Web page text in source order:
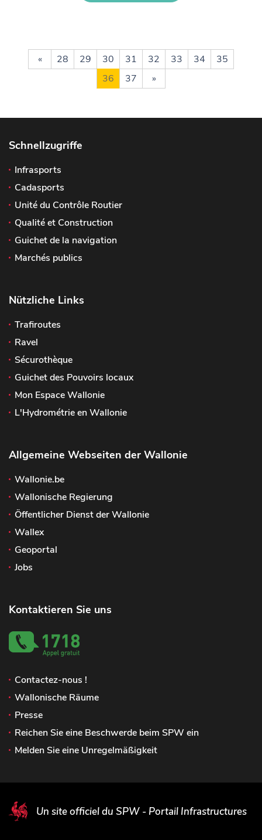
« 28 29 30 31 32 33 34
35
36
37 »
Schnellzugriffe
Infrasports
Cadasports
Unité du Contrôle Routier
Qualité et Construction
Guichet de la navigation
Marchés publics
Nützliche Links
Trafiroutes
Ravel
Sécurothèque
Guichet des Pouvoirs locaux
Mon Espace Wallonie
L'Hydrométrie en Wallonie
Allgemeine Webseiten der Wallonie
Wallonie.be
Wallonische Regierung
Öffentlicher Dienst der Wallonie
Wallex
Geoportal
Jobs
Kontaktieren Sie uns
Contactez-nous !
Wallonische Räume
Presse
Reichen Sie eine Beschwerde beim SPW ein
Melden Sie eine Unregelmäßigkeit
Un site officiel du SPW - Portail Infrastructures